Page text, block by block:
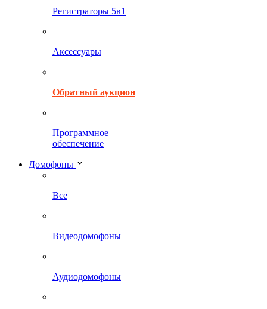
Регистраторы 5в1
Аксессуары
Обратный аукцион
Программное
обеспечение
Домофоны
Все
Видеодомофоны
Аудиодомофоны